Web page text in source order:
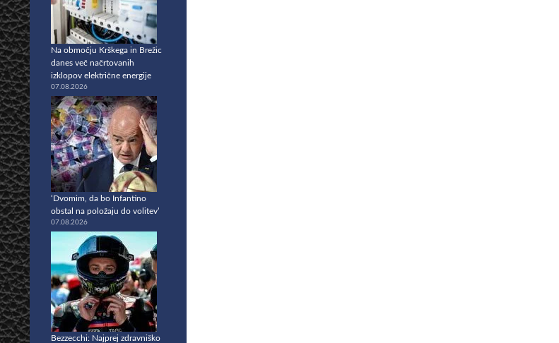
Na območju Krškega in Brežic
danes več načrtovanih
izklopov električne energije
07.08.2026
‘Dvomim, da bo Infantino
obstal na položaju do volitev’
07.08.2026
Bezzecchi: Najprej zdravniško